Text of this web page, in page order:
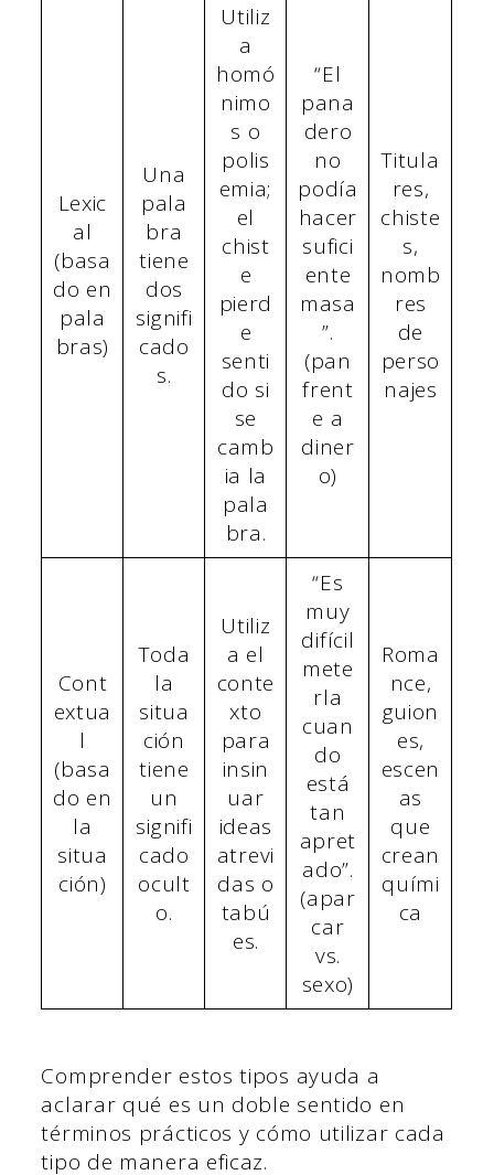
Lexic
al
(basa
do en
pala
bras)
Una
pala
bra
tiene
dos
signifi
cado
s.
Utiliz
a
homó
nimo
s o
polis
emia;
el
chist
e
pierd
e
senti
do si
se
camb
ia la
pala
bra.
“El
pana
dero
no
podía
hacer
sufici
ente
masa
”.
(pan
frent
e a
diner
o)
Titula
res,
chiste
s,
nomb
res
de
perso
najes
Cont
extua
l
(basa
do en
la
situa
ción)
Toda
la
situa
ción
tiene
un
signifi
cado
ocult
o.
Utiliz
a el
conte
xto
para
insin
uar
ideas
atrevi
das o
tabú
es.
“Es
muy
difícil
mete
rla
cuan
do
está
tan
apret
ado”.
(apar
car
vs.
sexo)
Roma
nce,
guion
es,
escen
as
que
crean
quími
ca
Comprender estos tipos ayuda a
aclarar qué es un doble sentido en
términos prácticos y cómo utilizar cada
tipo de manera eficaz.